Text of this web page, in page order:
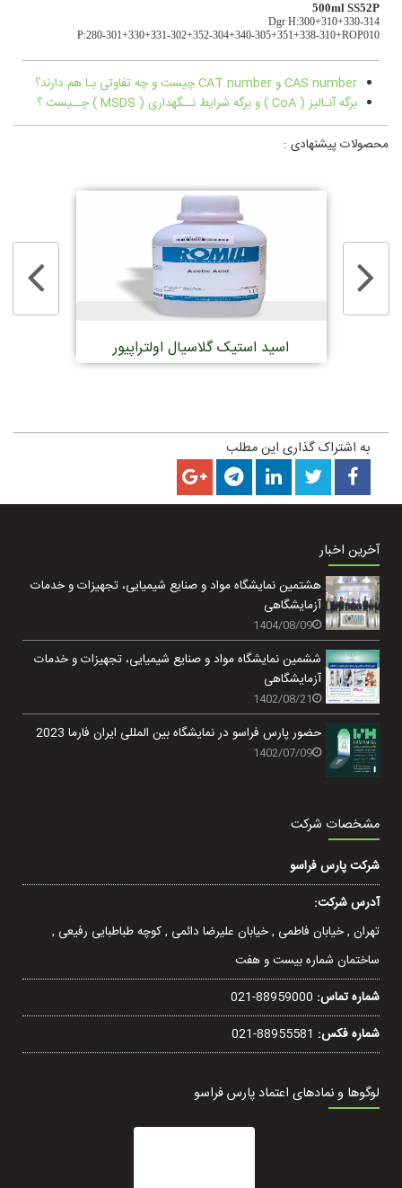
500ml SS52P
Dgr H:300+310+330-314
P:280-301+330+331-302+352-304+340-305+351+338-310+ROP010
CAS number و CAT number چیست و چه تفاوتی بـا هم دارند؟
برگه آنـالیز ( CoA ) و برگه شرایط نــگهداری ( MSDS ) چــیست ؟
محصولات پیشنهادی :
اسید استیک گلاسیال اولتراپیور
به اشتراک گذاری این مطلب
آخرین اخبار
هشتمین نمایشگاه مواد و صنایع شیمیایی، تجهیزات و خدمات
آزمایشگاهی
1404/08/09
ششمین نمایشگاه مواد و صنایع شیمیایی، تجهیزات و خدمات
آزمایشگاهی
1402/08/21
حضور پارس فراسو در نمایشگاه بین المللی ایران فارما 2023
1402/07/09
مشخصات شرکت
شرکت پارس فراسو
آدرس شرکت:
تهران , خيابان فاطمی , خیابان عليرضا دائمی , کوچه طباطبایی رفيعی ,
ساختمان شماره بیست و هفت
شماره تماس: 021-88959000
شماره فکس: 021-88955581
لوگوها و نمادهای اعتماد پارس فراسو